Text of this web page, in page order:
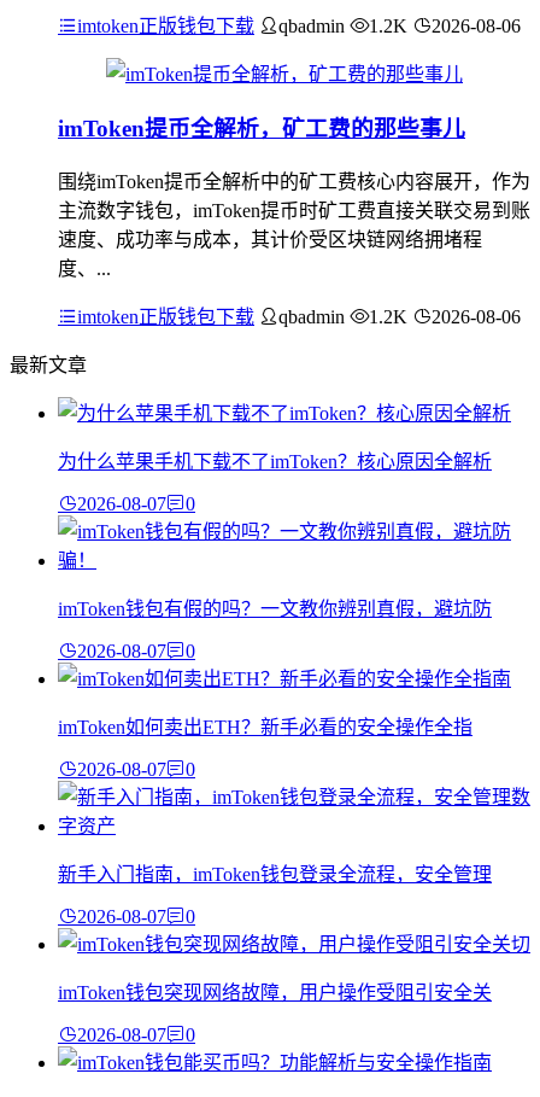
imtoken正版钱包下载 qbadmin 1.2K 2026-08-06
imToken提币全解析，矿工费的那些事儿
围绕imToken提币全解析中的矿工费核心内容展开，作为
主流数字钱包，imToken提币时矿工费直接关联交易到账
速度、成功率与成本，其计价受区块链网络拥堵程
度、...
imtoken正版钱包下载 qbadmin 1.2K 2026-08-06
最新文章
为什么苹果手机下载不了imToken？核心原因全解析
2026-08-07 0
imToken钱包有假的吗？一文教你辨别真假，避坑防
2026-08-07 0
imToken如何卖出ETH？新手必看的安全操作全指
2026-08-07 0
新手入门指南，imToken钱包登录全流程，安全管理
2026-08-07 0
imToken钱包突现网络故障，用户操作受阻引安全关
2026-08-07 0